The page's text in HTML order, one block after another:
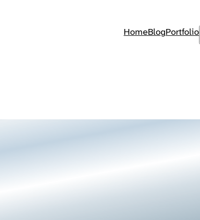
HomeBlogPortfolio